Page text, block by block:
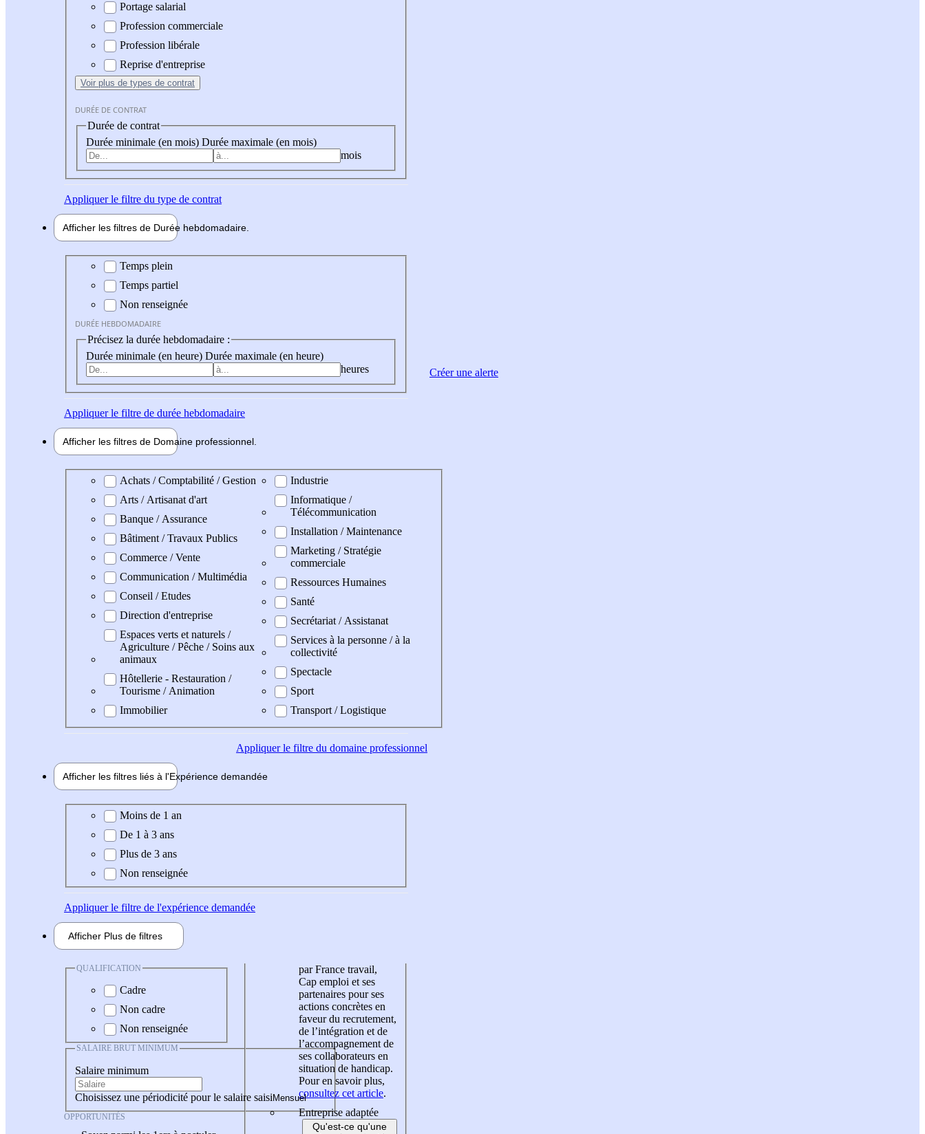
Portage salarial
Profession commerciale
Profession libérale
Reprise d'entreprise
Voir plus de types de contrat
DURÉE DE CONTRAT
Durée de contrat
Durée minimale (en mois) Durée maximale (en mois)
mois
Appliquerle filtre du type de contrat
Afficher les filtres de Durée hebdomadaire
Durée hebdomadaire
Temps plein
Temps partiel
Non renseignée
DURÉE HEBDOMADAIRE
Précisez la durée hebdomadaire :
Durée minimale (en heure) Durée maximale (en heure)
heures
Appliquerle filtre de durée hebdomadaire
Afficher les filtres de Domaine professionnel
Domaine professionel
Achats / Comptabilité / Gestion
Arts / Artisanat d'art
Banque / Assurance
Bâtiment / Travaux Publics
Commerce / Vente
Communication / Multimédia
Conseil / Etudes
Direction d'entreprise
Espaces verts et naturels /
Agriculture / Pêche / Soins aux
animaux
Hôtellerie - Restauration /
Tourisme / Animation
Immobilier
Industrie
Informatique /
Télécommunication
Installation / Maintenance
Marketing / Stratégie
commerciale
Ressources Humaines
Santé
Secrétariat / Assistanat
Services à la personne / à la
collectivité
Spectacle
Sport
Transport / Logistique
Appliquerle filtre du domaine professionnel
Afficher les filtres liés à l'Expérience demandée
Expérience demandée
Moins de 1 an
De 1 à 3 ans
Plus de 3 ans
Non renseignée
Appliquerle filtre de l'expérience demandée
Afficher Plus de filtres
QUALIFICATION
Cadre
Non cadre
Non renseignée
SALAIRE BRUT MINIMUM
Salaire minimum
Choisissez une périodicité pour le salaire saisi
OPPORTUNITÉS
par France travail,
Cap emploi et ses
partenaires pour ses
actions concrètes en
faveur du recrutement,
de l’intégration et de
l’accompagnement de
ses collaborateurs en
situation de handicap.
Pour en savoir plus,
consultez cet article.
Entreprise adaptée
Qu'est-ce qu'une
Créer une alerte